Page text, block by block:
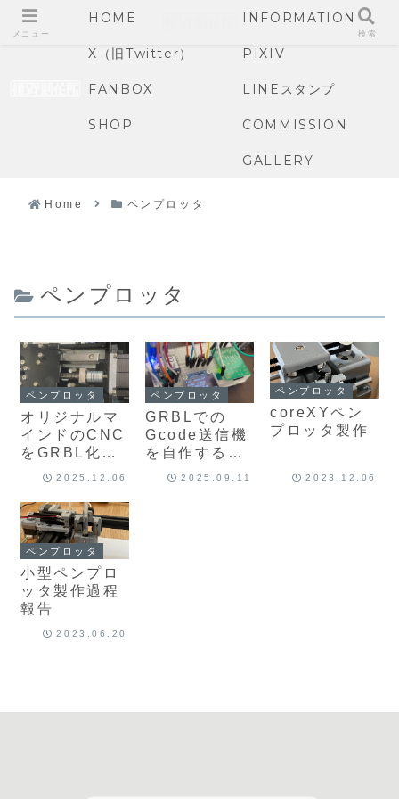
HOME INFORMATION
X（旧Twitter） PIXIV
FANBOX LINEスタンプ
SHOP COMMISSION
GALLERY
Home ペンプロッタ
ペンプロッタ
ペンプロッタ
オリジナルマ
インドのCNC
をGRBL化し
たい
2025.12.06
ペンプロッタ
GRBLでの
Gcode送信機
を自作する場
合のはなし
2025.09.11
ペンプロッタ
coreXYペン
プロッタ製作
2023.12.06
ペンプロッタ
小型ペンプロ
ッタ製作過程
報告
2023.06.20
メニュー 検索